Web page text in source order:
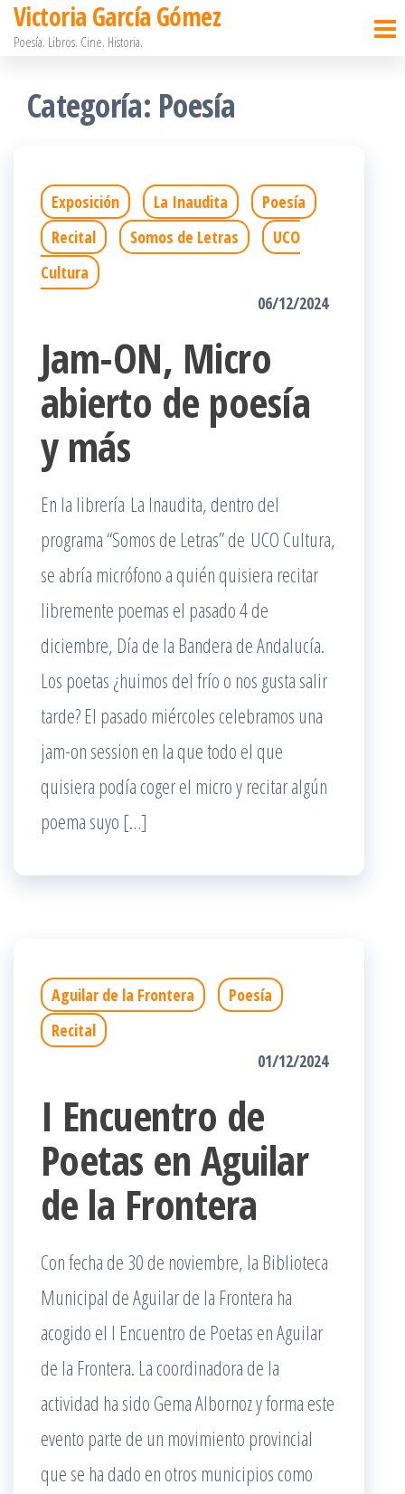
Saltar
contenido
Victoria García Gómez
Poesía. Libros. Cine. Historia.
Categoría: Poesía
Exposición La Inaudita
Poesía
Recital
Somos de Letras
UCO
Cultura
06/12/2024
Jam-ON, Micro
abierto de poesía
y más
En la librería La Inaudita, dentro del
programa “Somos de Letras” de UCO Cultura,
se abría micrófono a quién quisiera recitar
libremente poemas el pasado 4 de
diciembre, Día de la Bandera de Andalucía.
Los poetas ¿huimos del frío o nos gusta salir
tarde? El pasado miércoles celebramos una
jam-on session en la que todo el que
quisiera podía coger el micro y recitar algún
poema suyo […]
Aguilar de la Frontera
Poesía
Recital
01/12/2024
I Encuentro de
Poetas en Aguilar
de la Frontera
Con fecha de 30 de noviembre, la Biblioteca
Municipal de Aguilar de la Frontera ha
acogido el I Encuentro de Poetas en Aguilar
de la Frontera. La coordinadora de la
actividad ha sido Gema Albornoz y forma este
evento parte de un movimiento provincial
que se ha dado en otros municipios como